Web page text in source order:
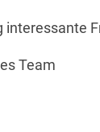
Team